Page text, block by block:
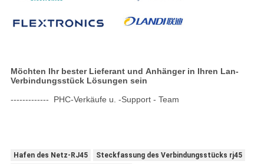
Möchten Ihr bester Lieferant und Anhänger in Ihren Lan-
Verbindungsstück Lösungen sein
------------- PHC-Verkäufe u. -Support - Team
Hafen des Netz-RJ45
Steckfassung des Verbindungsstücks rj45